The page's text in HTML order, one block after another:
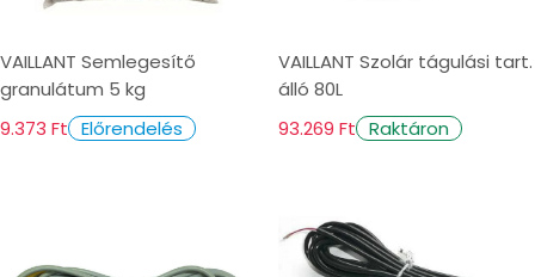
VAILLANT Semlegesítő
granulátum 5 kg
9.373 Ft Előrendelés
VAILLANT Szolár tágulási tart.
álló 80L
93.269 Ft Raktáron